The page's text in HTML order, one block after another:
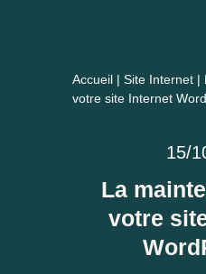
Accueil | Site Internet |
votre site Internet
15/
La
votre